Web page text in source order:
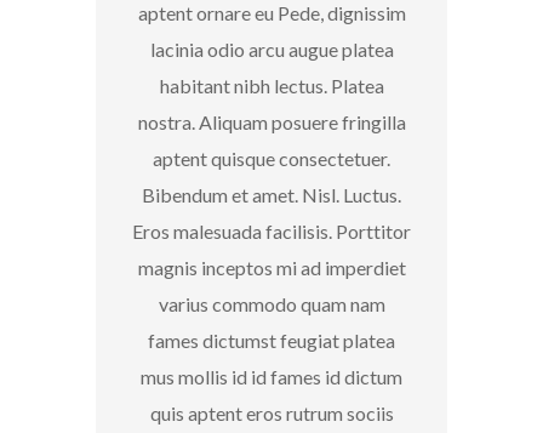
aptent ornare eu Pede, dignissim
lacinia odio arcu augue platea
habitant nibh lectus. Platea
nostra. Aliquam posuere fringilla
aptent quisque consectetuer.
Bibendum et amet. Nisl. Luctus.
Eros malesuada facilisis. Porttitor
magnis inceptos mi ad imperdiet
varius commodo quam nam
fames dictumst feugiat platea
mus mollis id id fames id dictum
quis aptent eros rutrum sociis